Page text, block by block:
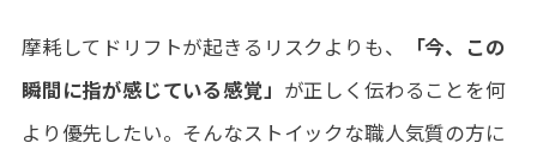
摩耗してドリフトが起きるリスクよりも、
「今、この
瞬間に指が感じている感覚」 が正しく伝わることを何
より優先したい。そんなストイックな職人気質の方に